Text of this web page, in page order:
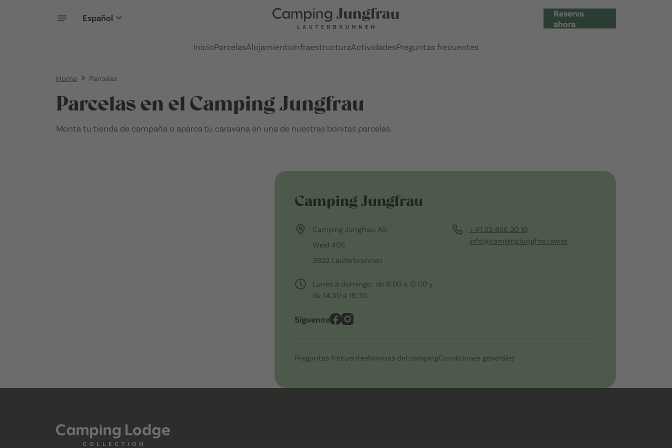
Español
Reserva
ahora
InicioParcelasAlojamientoInfraestructuraActividadesPreguntas frecuentes
Home Parcelas
Parcelas en el Camping Jungfrau
Monta tu tienda de campaña o aparca tu caravana en una de nuestras bonitas parcelas.
Camping Jungfrau
Camping Jungfrau AG
Weid 406
3822 Lauterbrunnen
+ 41 33 856 20 10
info@campingjungfrau.swiss
Lunes a domingo: de 8:00 a 12:00 y
de 14:30 a 18:30
Síguenos
Preguntas frecuentesNormas del campingCondiciones generales